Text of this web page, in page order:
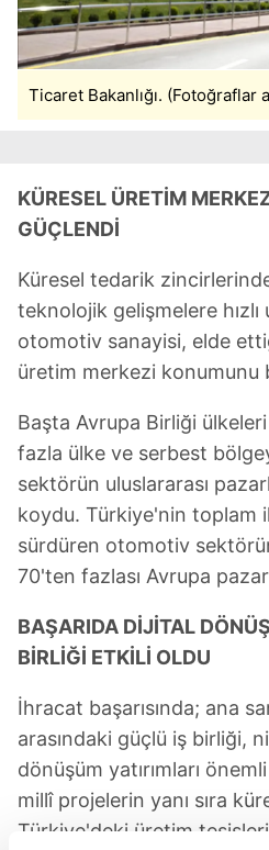
Ticaret Bakanlığı. (Fotoğraflar
KÜRESEL ÜRETİM
GÜÇLENDİ
Küresel tedarik
teknolojik gelişmelere
otomotiv sanayisi, elde
üretim merkezi konumunu
Başta Avrupa Birliği
fazla ülke ve serbest
sektörün uluslararası
koydu. Türkiye'nin toplam
sürdüren otomotiv
70'ten fazlası Avrupa
BAŞARIDA DİJİTAL
BİRLİĞİ ETKİLİ OLDU
İhracat başarısında; ana
arasındaki güçlü iş birliği,
dönüşüm yatırımları
millî projelerin yanı sıra
Türkiye'deki üretim